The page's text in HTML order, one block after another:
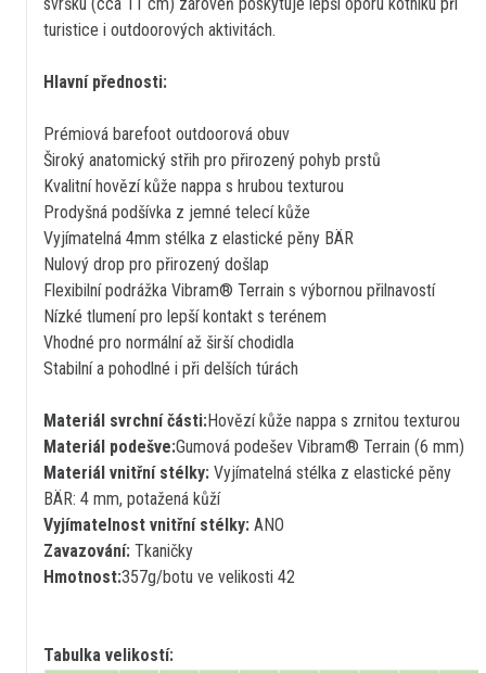
turistice i outdoorových aktivitách.
Hlavní přednosti:
Prémiová barefoot outdoorová obuv
Široký anatomický střih pro přirozený pohyb prstů
Kvalitní hovězí kůže nappa s hrubou texturou
Prodyšná podšívka z jemné telecí kůže
Vyjímatelná 4mm stélka z elastické pěny BÄR
Nulový drop pro přirozený došlap
Flexibilní podrážka Vibram® Terrain s výbornou přilnavostí
Nízké tlumení pro lepší kontakt s terénem
Vhodné pro normální až širší chodidla
Stabilní a pohodlné i při delších túrách
Materiál svrchní části:Hovězí kůže nappa s zrnitou texturou
Materiál podešve:Gumová podešev Vibram® Terrain (6 mm)
Materiál vnitřní stélky: Vyjímatelná stélka z elastické pěny
BÄR: 4 mm, potažená kůží
Vyjímatelnost vnitřní stélky: ANO
Zavazování: Tkaničky
Hmotnost:357g/botu ve velikosti 42
Tabulka velikostí: